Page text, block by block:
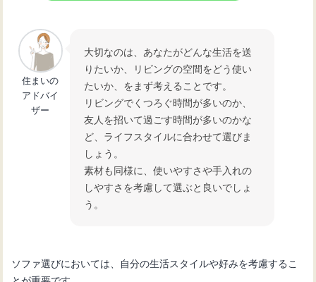
北欧風リビングの魅力！おしゃれなコ
ーディネート術とおすすめ
【部屋のコーディネート】リビングを
おしゃれにするポイント
住まいの
アドバイ
ザー
大切なのは、あなたがどんな生活を送
りたいか、リビングの空間をどう使い
たいか、をまず考えることです。
リビングでくつろぐ時間が多いのか、
友人を招いて過ごす時間が多いのかな
ど、ライフスタイルに合わせて選びま
しょう。
素材も同様に、使いやすさや手入れの
しやすさを考慮して選ぶと良いでしょ
う。
ソファ選びにおいては、自分の生活スタイルや好みを考慮するこ